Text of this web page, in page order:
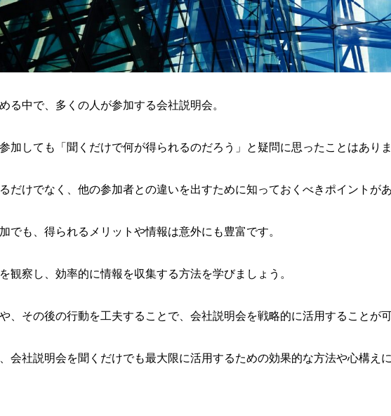
る中で、多くの人が参加する会社説明会。
加しても「聞くだけで何が得られるのだろう」と疑問に思ったことはあり
だけでなく、他の参加者との違いを出すために知っておくべきポイントが
でも、得られるメリットや情報は意外にも豊富です。
観察し、効率的に情報を収集する方法を学びましょう。
、その後の行動を工夫することで、会社説明会を戦略的に活用することが
会社説明会を聞くだけでも最大限に活用するための効果的な方法や心構え